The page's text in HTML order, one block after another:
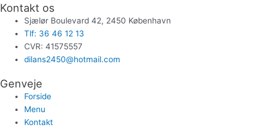
Kontakt os
Sjælør Boulevard 42, 2450 København
Tlf: 36 46 12 13
CVR: 41575557
dilans2450@hotmail.com
Genveje
Forside
Menu
Kontakt